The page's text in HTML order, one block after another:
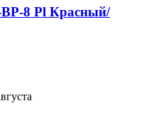
8 Pl Красный/